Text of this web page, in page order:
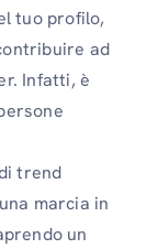
tuo profilo,
ad
Infatti, è
trend
marcia in
un